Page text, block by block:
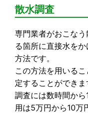
散水調査
専門業者がおこな
る箇所に直接水を
方法です。
この方法を用いる
定することができま
調査には数時間か
用は5万円から10万